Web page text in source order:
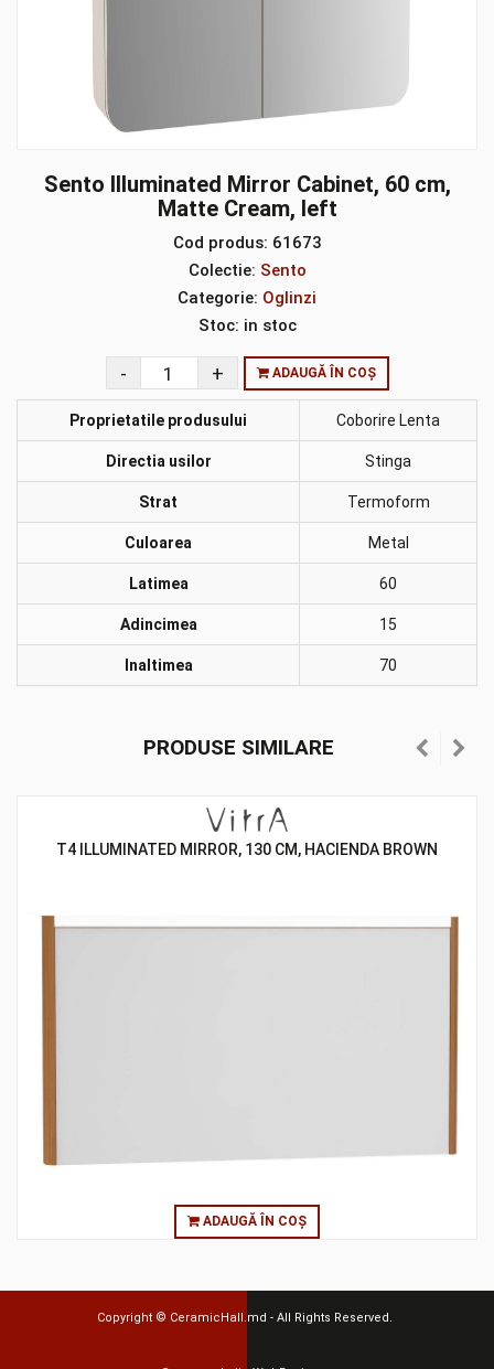
Sento Illuminated Mirror Cabinet, 60 cm,
Matte Cream, left
Cod produs: 61673
Colectie: Sento
Categorie: Oglinzi
Stoc: in stoc
ADAUGĂ ÎN COȘ
Proprietatile produsului Coborire Lenta
Directia usilor Stinga
Strat Termoform
Culoarea Metal
Latimea 60
Adincimea 15
Inaltimea 70
PRODUSE SIMILARE
T4 ILLUMINATED MIRROR, 130 CM, HACIENDA BROWN
ADAUGĂ ÎN COȘ
Copyright © CeramicHall.md - All Rights Reserved.